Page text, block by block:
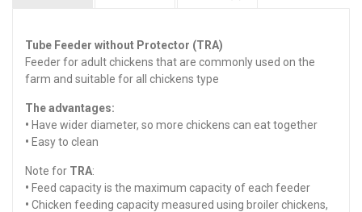
Tube Feeder without Protector (TRA)
Feeder for adult chickens that are commonly used on the
farm and suitable for all chickens type
The advantages:
• Have wider diameter, so more chickens can eat together
• Easy to clean
Note for TRA:
• Feed capacity is the maximum capacity of each feeder
• Chicken feeding capacity measured using broiler chickens,